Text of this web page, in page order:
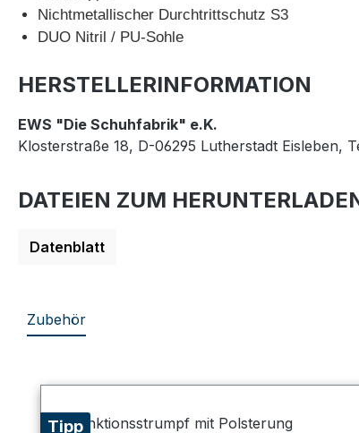
Nichtmetallischer Durchtrittschutz S3
DUO Nitril / PU-Sohle
HERSTELLERINFORMATION
EWS "Die Schuhfabrik" e.K.
Klosterstraße 18, D-06295 Lutherstadt Eisleben,
DATEIEN ZUM
Datenblatt
Zubehör
Tipp